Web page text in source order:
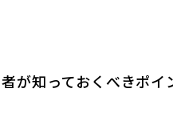
が知っておくべきポ